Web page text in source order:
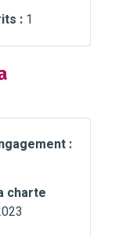
: 1
:
charte